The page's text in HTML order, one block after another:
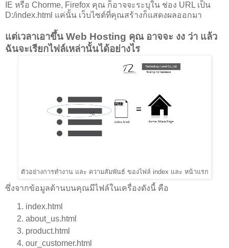
IE หรือ Chorme, Firefox คุณ ก็อาจจะระบุใน ช่อง URL เป็น
D:/index.html แค่นั้น เว็บไซต์ที่คุณสร้างก็แสดงผลออกมา
แต่เวลาเอาขึ้น Web Hosting คุณ อาจจะ งง ว่า แล้ว
ฉันจะเรียกไฟล์เหล่านั้นได้อย่างไร
ตัวอย่างการทำงาน และ ความสัมพันธ์ ของไฟล์ index และ หน้าแรก
ซึ่งจากข้อมูลด้านบนคุณมีไฟล์ในเครื่องดังนี้ คือ
index.html
about_us.html
product.html
our_customer.html